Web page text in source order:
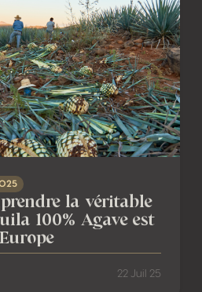
la véritable
100% Agave est
22 Juil 25